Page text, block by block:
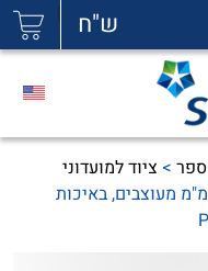
| ש"ח
ספר > ציוד למועדוני
> סט שחמט כולל כלים 95 מ"מ מעוצבים, באיכות